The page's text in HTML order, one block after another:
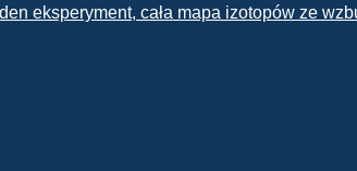
eksperyment, cała mapa izotopów ze